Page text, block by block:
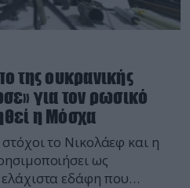
της ουκρανικής
για τον ρωσικό
η Μόσχα
στόχοι το Νικολάεφ και η
ως
εδάφη που